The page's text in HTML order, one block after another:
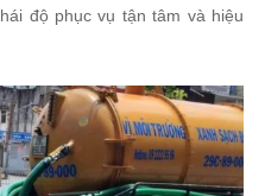
độ phục vụ tận tâm và hiệu